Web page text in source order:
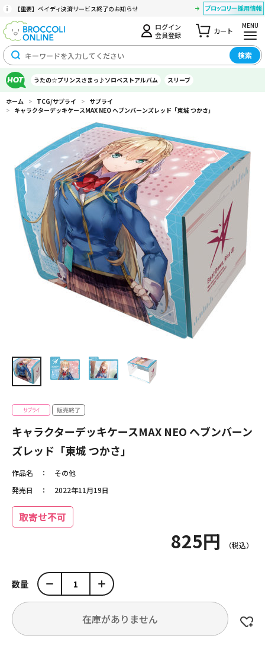
【重要】ペイディ決済サービス終了のお知らせ
ログイン
会員登録
カート
MENU
検索
うたの☆プリンスさまっ♪ソロベストアルバム スリーブ
ホーム > TCG/サプライ > サプライ
> キャラクターデッキケースMAX NEO ヘブンバーンズレッド「東城 つかさ」
キャラクターデッキケースMAX NEO ヘブンバーン
ズレッド「東城 つかさ」
作品名
その他
発売日
2022年11月19日
取寄せ不可
825円
数量
在庫がありません